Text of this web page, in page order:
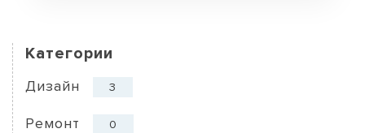
Категории
Дизайн 3
Ремонт 0